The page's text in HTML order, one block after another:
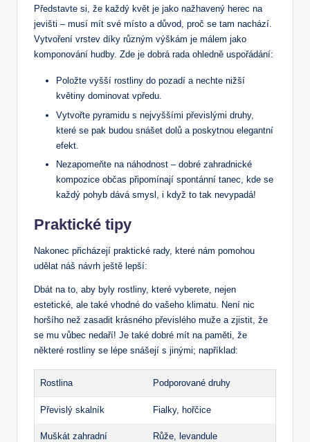
Představte si, že každý květ je jako nažhavený herec na
jevišti – musí mít své místo a důvod, proč se tam nachází.
Vytvoření vrstev díky různým výškám je málem jako
komponování hudby. Zde je dobrá rada ohledně uspořádání:
Položte vyšší rostliny do pozadí a nechte nižší
květiny dominovat vpředu.
Vytvořte pyramidu s nejvyššími převislými druhy,
které se pak budou snášet dolů a poskytnou elegantní
efekt.
Nezapomeňte na náhodnost – dobré zahradnické
kompozice občas připomínají spontánní tanec, kde se
každý pohyb dává smysl, i když to tak nevypadá!
Praktické tipy
Nakonec přicházejí praktické rady, které nám pomohou
udělat náš návrh ještě lepší:
Dbát na to, aby byly rostliny, které vyberete, nejen
estetické, ale také vhodné do vašeho klimatu. Není nic
horšího než zasadit krásného převislého muže a zjistit, že
se mu vůbec nedaří! Je také dobré mít na paměti, že
některé rostliny se lépe snášejí s jinými; například:
Rostlina Podporované druhy
Převislý skalník Fialky, hořčice
Muškát zahradní Růže, levandule